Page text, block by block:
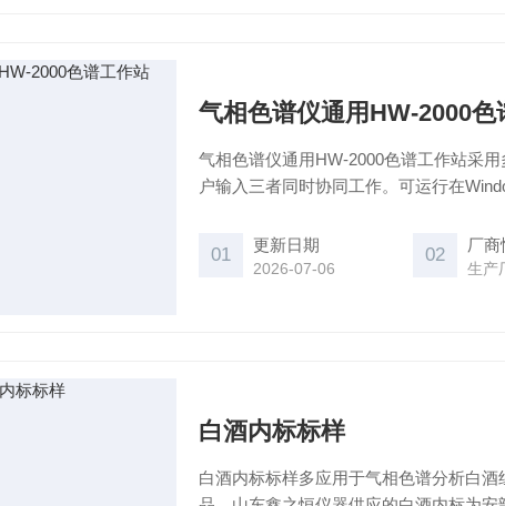
气相色谱仪通用HW-2000色
气相色谱仪通用HW-2000色谱工作站采
户输入三者同时协同工作。可运行在
01 更新日期
2026-07-06
02 厂商
生产
白酒内标标样
白酒内标标样多应用于气相色谱分析白